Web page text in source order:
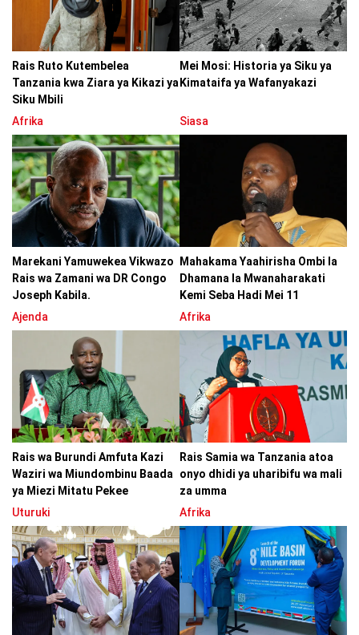
Rais Ruto Kutembelea
Tanzania kwa Ziara ya Kikazi ya
Siku Mbili
Mei Mosi: Historia ya Siku ya
Kimataifa ya Wafanyakazi
Afrika
Marekani Yamuwekea Vikwazo
Rais wa Zamani wa DR Congo
Joseph Kabila.
Siasa
Mahakama Yaahirisha Ombi la
Dhamana la Mwanaharakati
Kemi Seba Hadi Mei 11
Ajenda
Rais wa Burundi Amfuta Kazi
Waziri wa Miundombinu Baada
ya Miezi Mitatu Pekee
Afrika
Rais Samia wa Tanzania atoa
onyo dhidi ya uharibifu wa mali
za umma
Uturuki
Afrika